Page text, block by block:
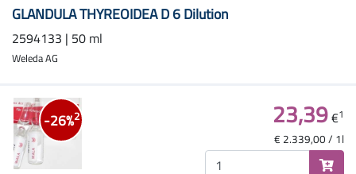
GLANDULA THYREOIDEA D 6 Dilution
2594133 | 50 ml
Weleda AG
-26%2 23,39€1
€ 2.339,00 / 1l